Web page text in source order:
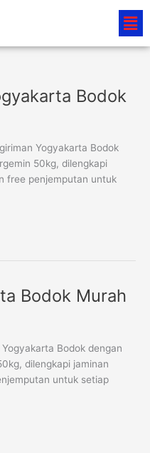
Bodok
Yogyakarta Bodok
50kg, dilengkapi
free penjemputan untuk
Bodok Murah
Bodok dengan
dilengkapi jaminan
untuk setiap